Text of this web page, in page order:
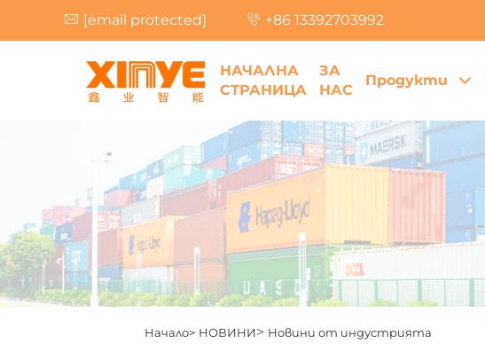
[email protected] +86 13392703992
НАЧАЛНА
СТРАНИЦА
ЗА
НАС
Продукти
Начало> НОВИНИ> Новини от индустрията